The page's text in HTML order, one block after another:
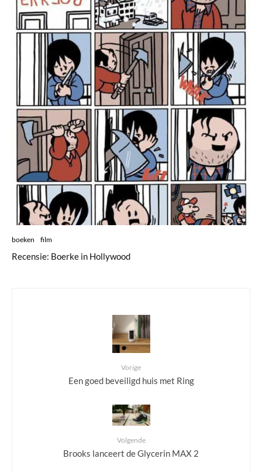
boeken film
Recensie: Boerke in Hollywood
Vorige
Een goed beveiligd huis met Ring
Volgende
Brooks lanceert de Glycerin MAX 2